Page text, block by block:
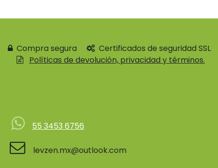
Compra segura
Certificados de seguridad SSL
Políticas de devolución, privacidad y términos.
55 3453 6756
levzen.mx@outlook.com